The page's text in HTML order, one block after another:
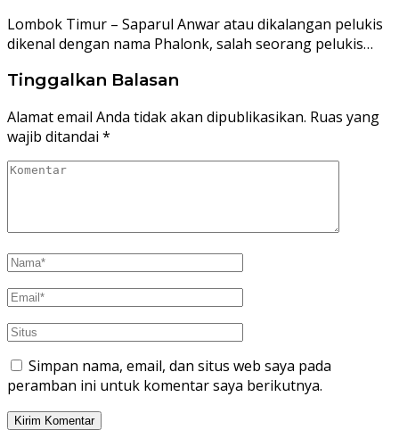
Lombok Timur – Saparul Anwar atau dikalangan pelukis
dikenal dengan nama Phalonk, salah seorang pelukis…
Tinggalkan Balasan
Alamat email Anda tidak akan dipublikasikan. Ruas yang
wajib ditandai *
Simpan nama, email, dan situs web saya pada
peramban ini untuk komentar saya berikutnya.